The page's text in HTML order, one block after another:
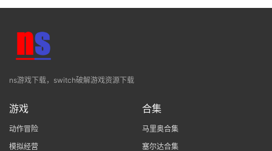
ns游戏下载，switch破解游戏资源下载
游戏
动作冒险
模拟经营
合集
马里奥合集
塞尔达合集